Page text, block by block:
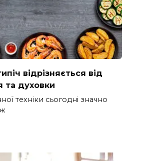
відрізняється від
та духовки
техніки сьогодні значно